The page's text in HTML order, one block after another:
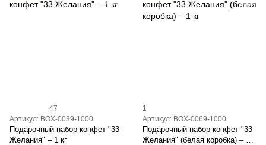
47
Артикул: BOX-0039-1000
Подарочный набор конфет "33
Желания" – 1 кг
1
Артикул: BOX-0069-1000
Подарочный набор конфет "33
Желания" (белая коробка) – 1